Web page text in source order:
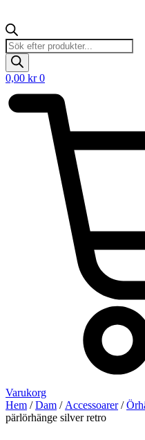
Products
search
0,00 kr 0
Varukorg
Hem /Dam / Accessoarer/
pärlörhänge silver retro